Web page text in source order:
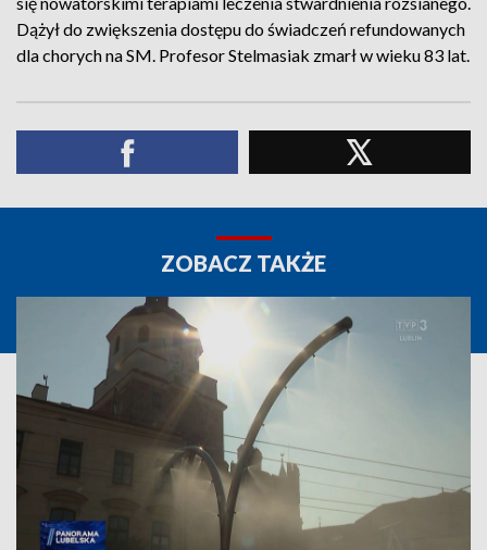
Dążył do zwiększenia dostępu do świadczeń refundowanych
dla chorych na SM. Profesor Stelmasiak zmarł w wieku 83 lat.
ZOBACZ TAKŻE